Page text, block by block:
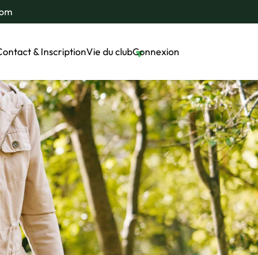
& InscriptionVie du clubConnexion